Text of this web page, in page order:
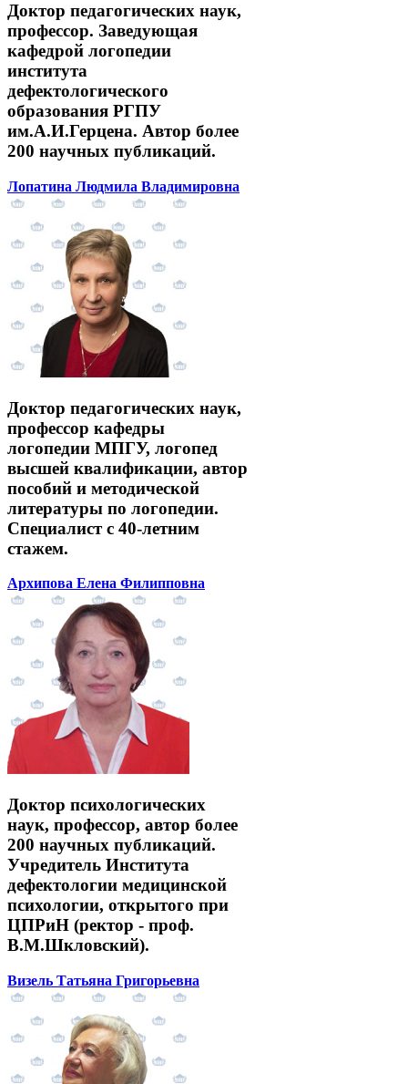
Доктор педагогических наук,
профессор. Заведующая
кафедрой логопедии
института
дефектологического
образования РГПУ
им.А.И.Герцена. Автор более
200 научных публикаций.
Лопатина Людмила Владимировна
Доктор педагогических наук,
профессор кафедры
логопедии МПГУ, логопед
высшей квалификации, автор
пособий и методической
литературы по логопедии.
Специалист с 40-летним
стажем.
Архипова Елена Филипповна
Доктор психологических
наук, профессор, автор более
200 научных публикаций.
Учредитель Института
дефектологии медицинской
психологии, открытого при
ЦПРиН (ректор - проф.
В.М.Шкловский).
Визель Татьяна Григорьевна